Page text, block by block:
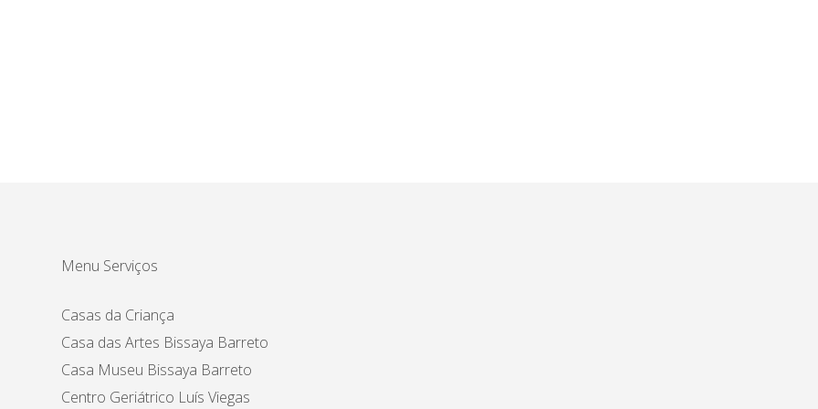
Menu Serviços
Casas da Criança
Casa das Artes Bissaya Barreto
Casa Museu Bissaya Barreto
Centro Geriátrico Luís Viegas